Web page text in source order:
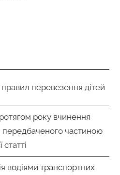
перевезення дітей
року вчинення
частиною
статті
водіями транспортних